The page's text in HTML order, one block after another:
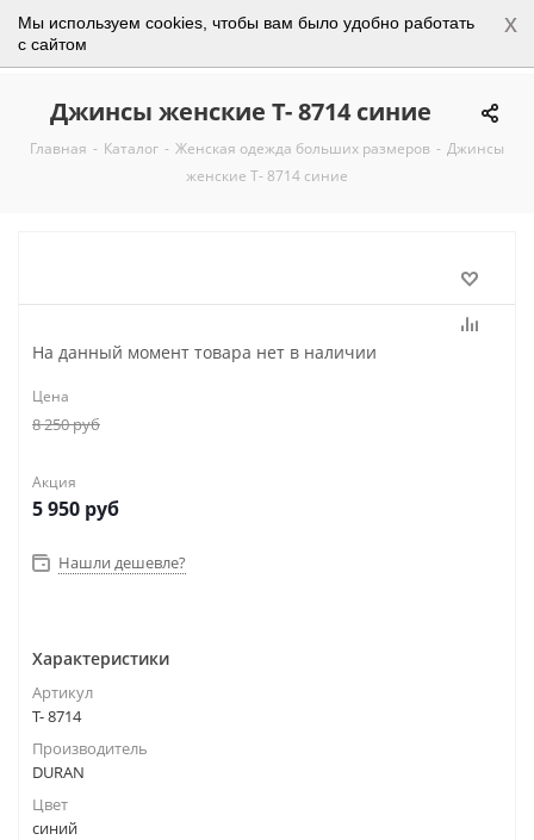
Мы используем cookies, чтобы вам было удобно работать
с сайтом
x
0
Джинсы женские Т- 8714 синие
Главная - Каталог - Женская одежда больших размеров - Джинсы
женские Т- 8714 синие
На данный момент товара нет в наличии
Цена
8 250руб
Акция
5 950 руб
Нашли дешевле?
Характеристики
Артикул
Т- 8714
Производитель
DURAN
Цвет
синий